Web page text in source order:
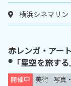
横浜シネマリン
赤レンガ・アー
®「星空を旅する
開催中 美術 写真